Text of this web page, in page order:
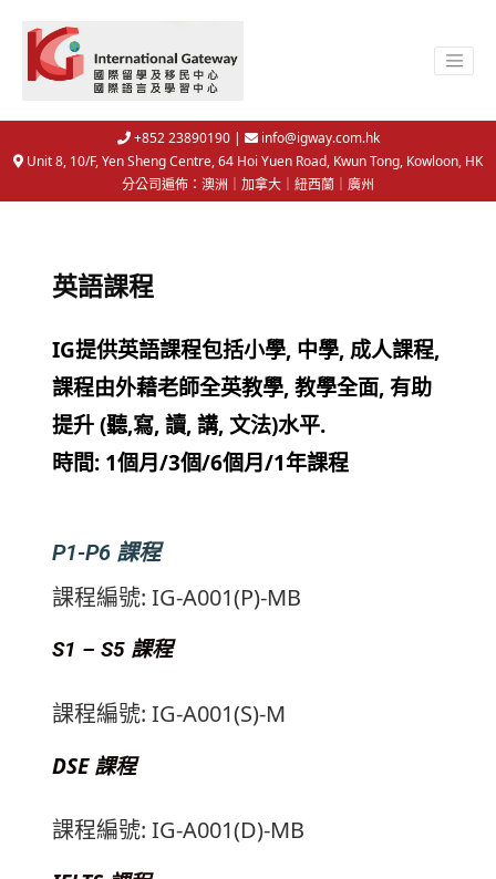
+852 23890190 |
info@igway.com.hk
Unit 8, 10/F, Yen Sheng Centre, 64 Hoi Yuen Road, Kwun Tong, Kowloon, HK
分公司遍佈：澳洲｜加拿大｜紐西蘭｜廣州
英語課程
IG提供英語課程包括小學, 中學, 成人課程,
課程由外藉老師全英教學, 教學全面, 有助
提升 (聽,寫, 讀, 講, 文法)水平.
時間: 1個月/3個/6個月/1年課程
P1-P6 課程
課程編號: IG-A001(P)-MB
S1 – S5 課程
課程編號: IG-A001(S)-M
DSE 課程
課程編號: IG-A001(D)-MB